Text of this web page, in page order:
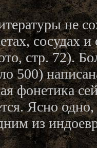
не
сосудах
стр. 72).
500)
фонетика
Ясно
из